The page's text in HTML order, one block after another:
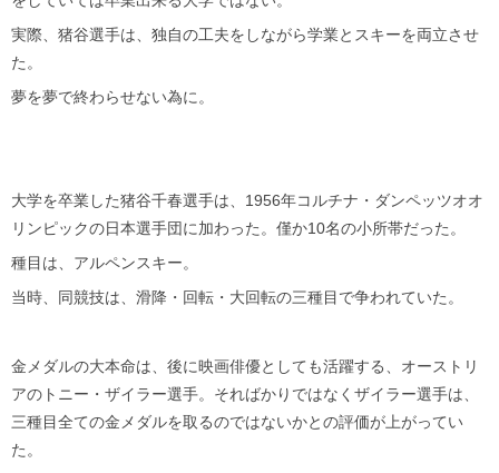
実際、猪谷選手は、独自の工夫をしながら学業とスキーを両立させ
た。
夢を夢で終わらせない為に。
大学を卒業した猪谷千春選手は、1956年コルチナ・ダンペッツオオ
リンピックの日本選手団に加わった。僅か10名の小所帯だった。
種目は、アルペンスキー。
当時、同競技は、滑降・回転・大回転の三種目で争われていた。
金メダルの大本命は、後に映画俳優としても活躍する、オーストリ
アのトニー・ザイラー選手。そればかりではなくザイラー選手は、
三種目全ての金メダルを取るのではないかとの評価が上がってい
た。